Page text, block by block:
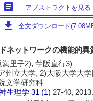
article アブストラクトを見る
download 全文ダウンロード
ネットワークの機能的異
里子2), 苧阪直行3)
州立大学, 2)大阪大学大
文学研究科
生理学 31 (1) 27-40, 2013.